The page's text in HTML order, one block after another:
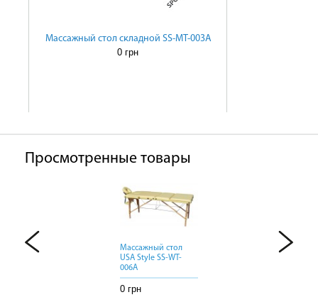
Массажный стол складной SS-MT-003A
0 грн
Просмотренные товары
Массажный стол
Массажный стол
USA Style SS-WT-
006A
0 грн
Массажный стол